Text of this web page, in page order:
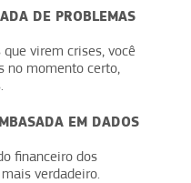
DE PROBLEMAS
virem crises, você
no momento certo,
EM DADOS
financeiro dos
verdadeiro.